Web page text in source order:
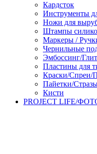
Кардсток
Инструменты
Ножи для
Штампы
Маркеры /
Чернильные
Эмбоссинг/
Пластины для
Краски/Спреи/
Пайетки/
Кисти
PROJECT LIFE/